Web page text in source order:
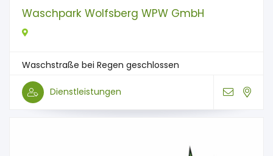
Waschpark Wolfsberg WPW GmbH
Waschstraße bei Regen geschlossen
Dienstleistungen